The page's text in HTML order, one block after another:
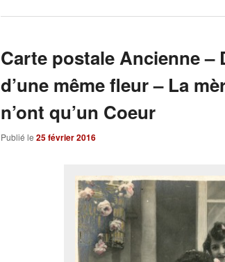
Carte postale Ancienne –
d’une même fleur – La
n’ont qu’un Coeur
Publié le 25 février 2016